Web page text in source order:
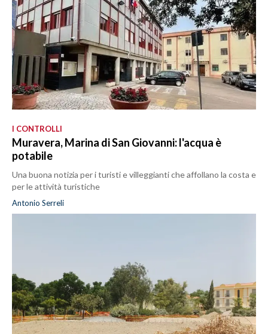
I CONTROLLI
Muravera, Marina di San Giovanni: l'acqua è
potabile
Una buona notizia per i turisti e villeggianti che affollano la costa e
per le attività turistiche
Antonio Serreli